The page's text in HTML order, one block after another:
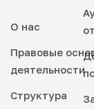
О нас
Правовые
деятельности
Структура